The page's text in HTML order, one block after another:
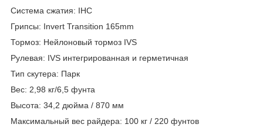
Система сжатия: IHC
Грипсы: Invert Transition 165mm
Тормоз: Нейлоновый тормоз IVS
Рулевая: IVS интегрированная и герметичная
Тип скутера: Парк
Вес: 2,98 кг/6,5 фунта
Высота: 34,2 дюйма / 870 мм
Максимальный вес райдера: 100 кг / 220 фунтов